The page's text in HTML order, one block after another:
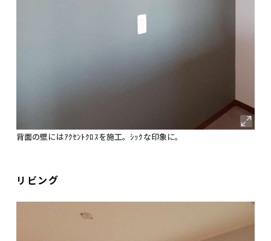
背面の壁にはｱｸｾﾝﾄｸﾛｽを施工。ｼｯｸな印象に。
リビング